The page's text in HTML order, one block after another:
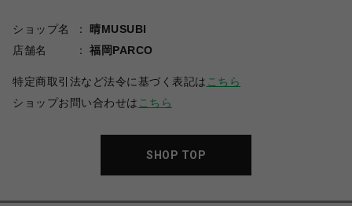
ショップ名
晴MUSUBI
店舗名
福岡PARCO
特定商取引法など法令に基づく表記は こちら
ショップお問い合わせは こちら
SHOP TOP